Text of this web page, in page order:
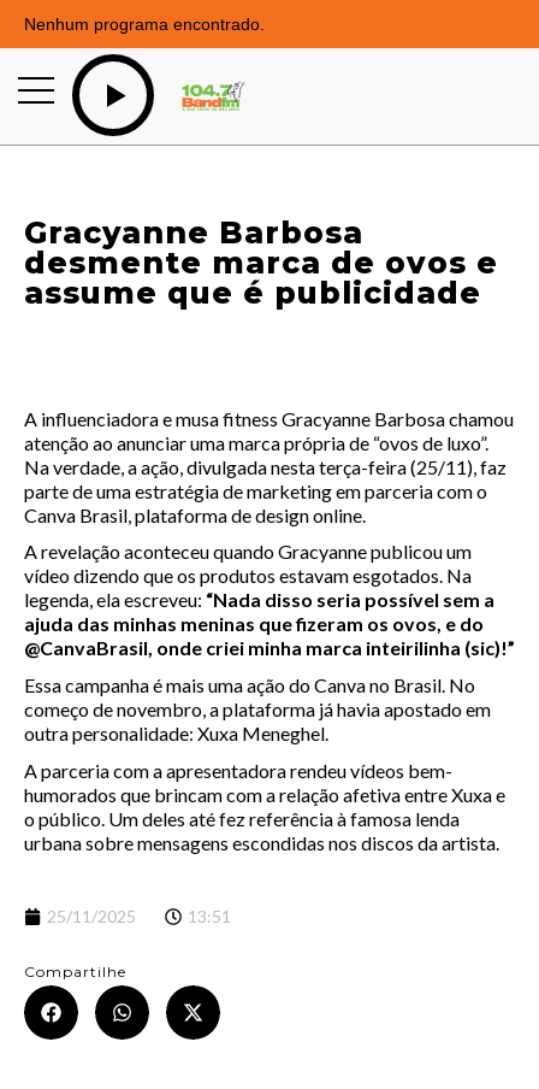
Nenhum programa encontrado.
Gracyanne Barbosa
desmente marca de ovos e
assume que é publicidade
A influenciadora e musa fitness Gracyanne Barbosa chamou
atenção ao anunciar uma marca própria de “ovos de luxo”.
Na verdade, a ação, divulgada nesta terça-feira (25/11), faz
parte de uma estratégia de marketing em parceria com o
Canva Brasil, plataforma de design online.
A revelação aconteceu quando Gracyanne publicou um
vídeo dizendo que os produtos estavam esgotados. Na
legenda, ela escreveu: “Nada disso seria possível sem a
ajuda das minhas meninas que fizeram os ovos, e do
@CanvaBrasil, onde criei minha marca inteirilinha (sic)!”
Essa campanha é mais uma ação do Canva no Brasil. No
começo de novembro, a plataforma já havia apostado em
outra personalidade: Xuxa Meneghel.
A parceria com a apresentadora rendeu vídeos bem-
humorados que brincam com a relação afetiva entre Xuxa e
o público. Um deles até fez referência à famosa lenda
urbana sobre mensagens escondidas nos discos da artista.
25/11/2025 13:51
Compartilhe